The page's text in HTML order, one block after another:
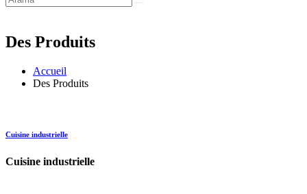
Des Produits
Accueil
Des Produits
Cuisine industrielle
Cuisine industrielle